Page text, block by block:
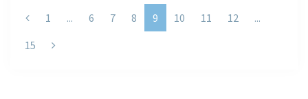
Previous
1 ... 6 7 8 9 10 11 12
...
15